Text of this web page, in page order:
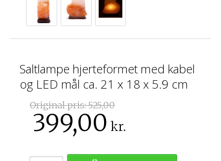
Saltlampe hjerteformet med kabel
og LED mål ca. 21 x 18 x 5.9 cm
Original pris:525,00
399,00 kr.